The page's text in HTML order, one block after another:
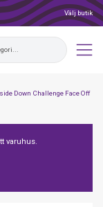
Välj butik
Down Challenge Face Off
varuhus.